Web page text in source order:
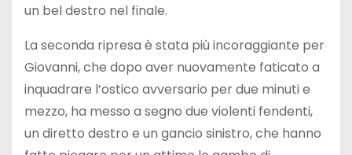
un bel destro nel finale.
La seconda ripresa è stata più incoraggiante per
Giovanni, che dopo aver nuovamente faticato a
inquadrare l’ostico avversario per due minuti e
mezzo, ha messo a segno due violenti fendenti,
un diretto destro e un gancio sinistro, che hanno